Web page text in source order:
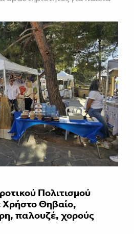
Πολιτισμού
Θηβαίο,
παλουζέ, χορούς